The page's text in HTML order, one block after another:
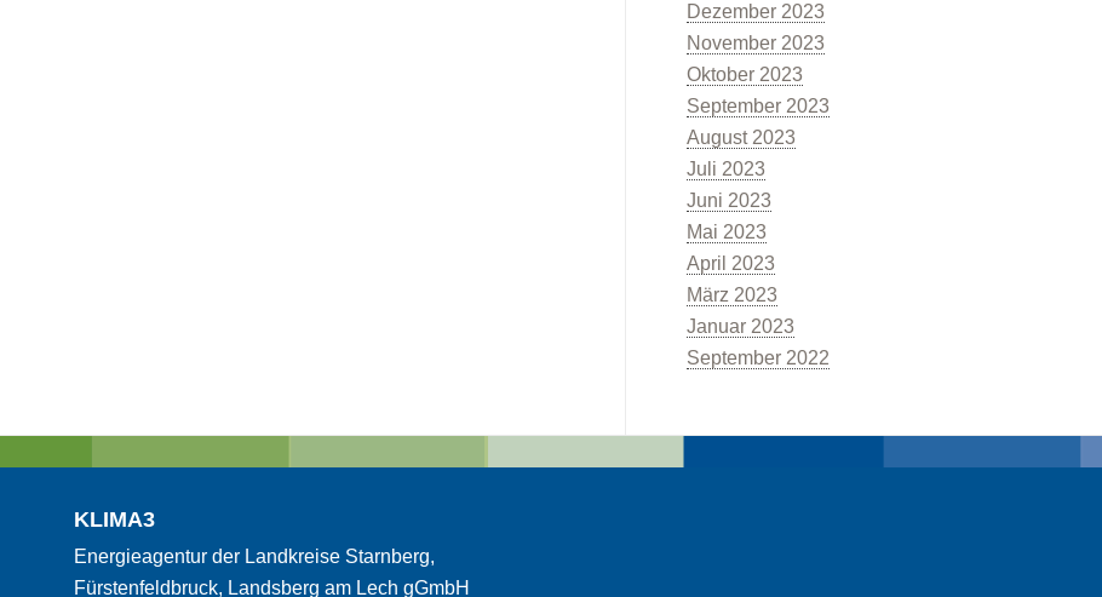
Dezember 2023
November 2023
Oktober 2023
September 2023
August 2023
Juli 2023
Juni 2023
Mai 2023
April 2023
März 2023
Januar 2023
September 2022
KLIMA3
Energieagentur der Landkreise Starnberg,
Fürstenfeldbruck, Landsberg am Lech gGmbH